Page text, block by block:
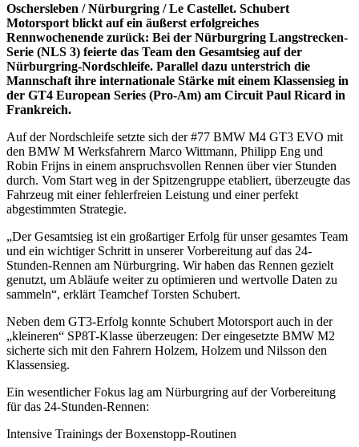
Oschersleben / Nürburgring / Le Castellet. Schubert
Motorsport blickt auf ein äußerst erfolgreiches
Rennwochenende zurück: Bei der Nürburgring Langstrecken-
Serie (NLS 3) feierte das Team den Gesamtsieg auf der
Nürburgring-Nordschleife. Parallel dazu unterstrich die
Mannschaft ihre internationale Stärke mit einem Klassensieg in
der GT4 European Series (Pro-Am) am Circuit Paul Ricard in
Frankreich.
Auf der Nordschleife setzte sich der #77 BMW M4 GT3 EVO mit
den BMW M Werksfahrern Marco Wittmann, Philipp Eng und
Robin Frijns in einem anspruchsvollen Rennen über vier Stunden
durch. Vom Start weg in der Spitzengruppe etabliert, überzeugte das
Fahrzeug mit einer fehlerfreien Leistung und einer perfekt
abgestimmten Strategie.
„Der Gesamtsieg ist ein großartiger Erfolg für unser gesamtes Team
und ein wichtiger Schritt in unserer Vorbereitung auf das 24-
Stunden-Rennen am Nürburgring. Wir haben das Rennen gezielt
genutzt, um Abläufe weiter zu optimieren und wertvolle Daten zu
sammeln“, erklärt Teamchef Torsten Schubert.
Neben dem GT3-Erfolg konnte Schubert Motorsport auch in der
„kleineren“ SP8T-Klasse überzeugen: Der eingesetzte BMW M2
sicherte sich mit den Fahrern Holzem, Holzem und Nilsson den
Klassensieg.
Ein wesentlicher Fokus lag am Nürburgring auf der Vorbereitung
für das 24-Stunden-Rennen:
Intensive Trainings der Boxenstopp-Routinen